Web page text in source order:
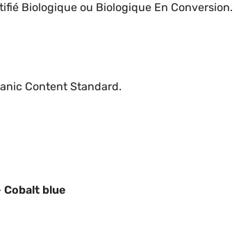
Biologique ou Biologique En Conversion.
Content Standard.
blue